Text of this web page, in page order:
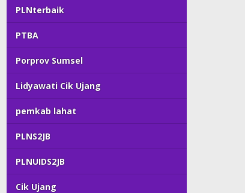
PLNterbaik
PTBA
Porprov Sumsel
Lidyawati Cik Ujang
pemkab lahat
PLNS2JB
PLNUIDS2JB
Cik Ujang